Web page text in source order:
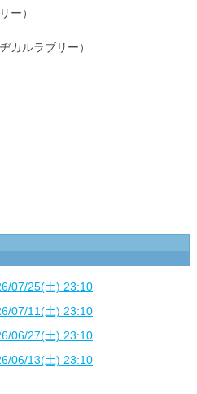
リー）
カルラブリー）
07/25(土) 23:10
07/11(土) 23:10
06/27(土) 23:10
06/13(土) 23:10